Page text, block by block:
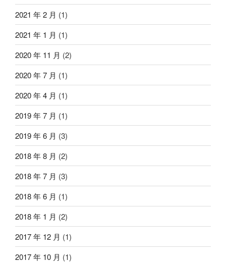
2021 年 2 月 (1)
2021 年 1 月 (1)
2020 年 11 月 (2)
2020 年 7 月 (1)
2020 年 4 月 (1)
2019 年 7 月 (1)
2019 年 6 月 (3)
2018 年 8 月 (2)
2018 年 7 月 (3)
2018 年 6 月 (1)
2018 年 1 月 (2)
2017 年 12 月 (1)
2017 年 10 月 (1)